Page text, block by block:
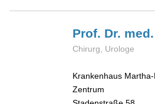
Prof. Dr.
Chirurg, Urologe
Krankenhaus
Zentrum